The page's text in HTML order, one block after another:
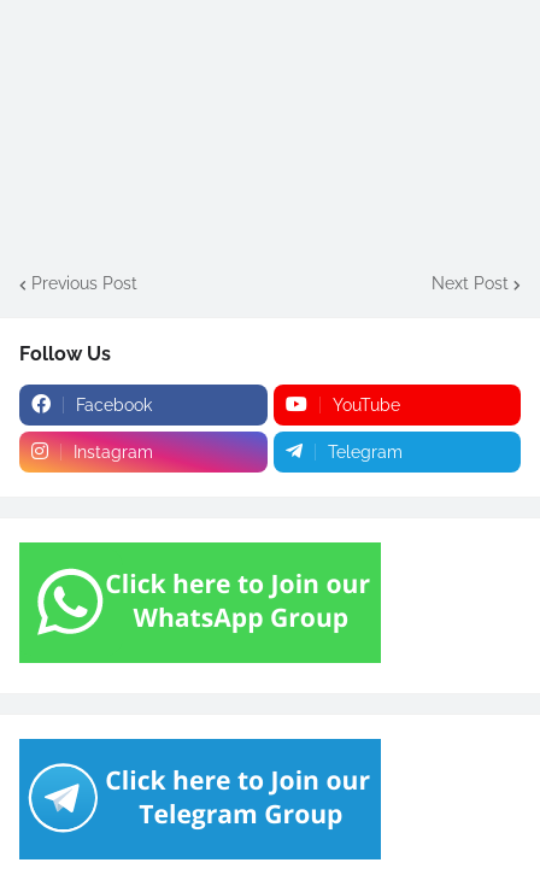
Previous Post Next Post
Follow Us
Facebook YouTube
Instagram Telegram